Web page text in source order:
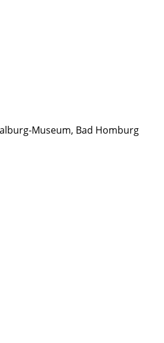
Museum, Bad Homburg